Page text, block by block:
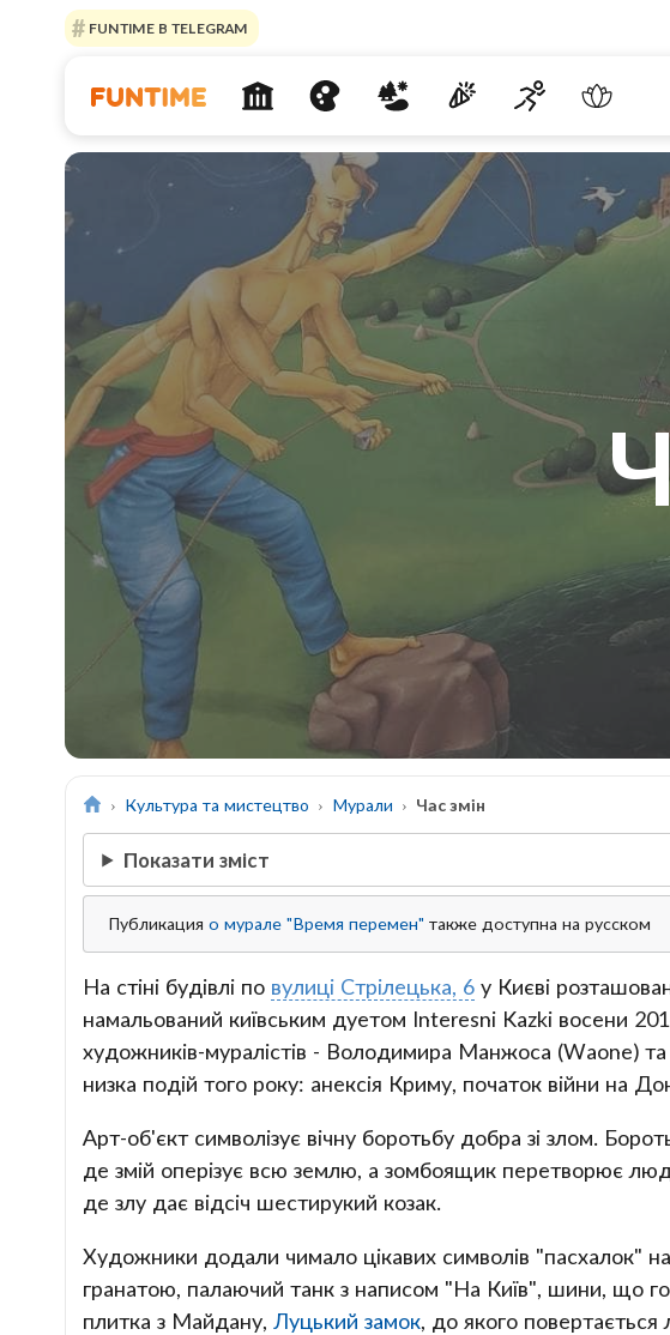
FUNTIME В TELEGRAM
Культура та мистецтво Мурали Час змін
Показати зміст
Публикация о мурале "Время перемен" также доступна на русском
На стіні будівлі по вулиці Стрілецька, 6у Києві
намальований київським дуетом Interesni Kazki восени
художників-муралістів - Володимира Манжоса (Waone)
низка подій того року: анексія Криму, початок війни на
Арт-об'єкт символізує вічну боротьбу добра зі злом.
де змій оперізує всю землю, а зомбоящик перетворює
де злу дає відсіч шестирукий козак.
Художники додали чимало цікавих символів "пасхалок"
гранатою, палаючий танк з написом "На Київ", шини, що
плитка з Майдану, Луцький замок, до якого повертається